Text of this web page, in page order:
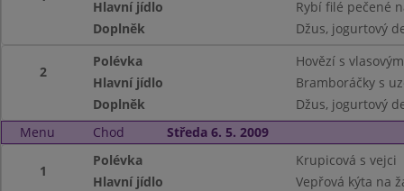
Hlavní jídlo
Rybí filé pečené
Doplněk
Džus, jogurtový
2
Polévka
Hovězí s
Hlavní jídlo
Bramboráčky s
Doplněk
Džus, jogurtový
Menu
Chod Středa 6. 5. 2009
1
Polévka
Krupicová s vejci
Hlavní jídlo
Vepřová kýta na